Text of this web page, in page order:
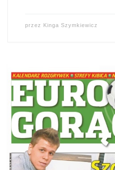
przez Kinga Szymkiewicz